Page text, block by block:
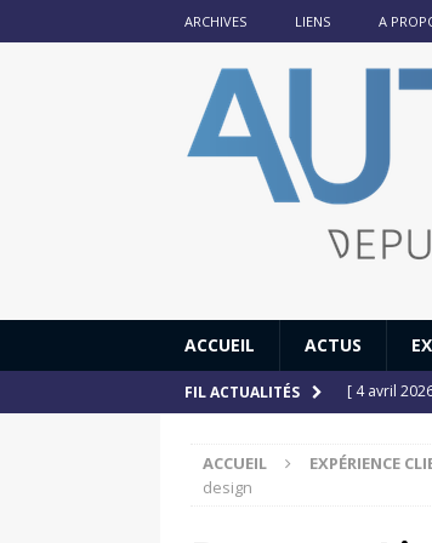
ARCHIVES LIENS A
ACCUEIL ACTUS
FIL ACTUALITÉS [ 4 avril
[ 12 juillet
ACCUEIL EXPÉRIENCE
design